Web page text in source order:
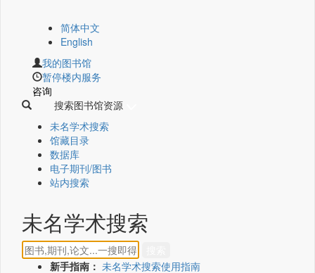
简体中文
English
我的图书馆
暂停楼内服务
咨询
搜索图书馆资源
未名学术搜索
馆藏目录
数据库
电子期刊/图书
站内搜索
未名学术搜索
新手指南： 未名学术搜索使用指南